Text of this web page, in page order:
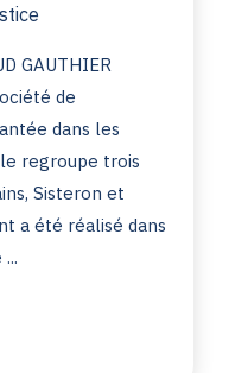
GAUTHIER
de
dans les
regroupe trois
Sisteron et
a été réalisé dans